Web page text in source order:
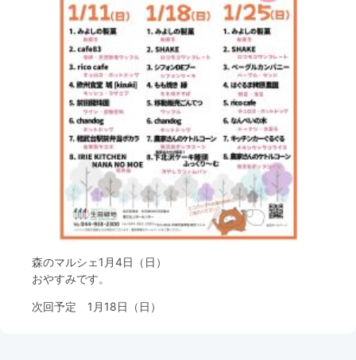
園内のご案内
生田緑地の樹木ごよみ
学校団体の雨天時の昼食場所
イベント情報
フード＆カフェ
マネジメント会議
自然環境保全管理会議
日本語 中国語 English
森のマルシェ1月4日（日）
おやすみです。
次回予定 1月18日（日）